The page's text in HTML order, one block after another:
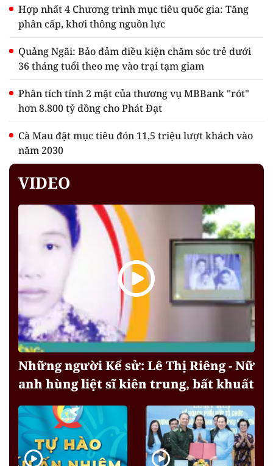
Hợp nhất 4 Chương trình mục tiêu quốc gia: Tăng
phân cấp, khơi thông nguồn lực
Quảng Ngãi: Bảo đảm điều kiện chăm sóc trẻ dưới
36 tháng tuổi theo mẹ vào trại tạm giam
Phân tích tính 2 mặt của thương vụ MBBank "rót"
hơn 8.800 tỷ đồng cho Phát Đạt
Cà Mau đặt mục tiêu đón 11,5 triệu lượt khách vào
năm 2030
VIDEO
Những người Kể sử: Lê Thị Riêng - Nữ
anh hùng liệt sĩ kiên trung, bất khuất